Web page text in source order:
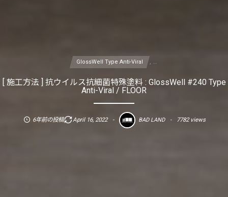
GlossWell Type Anti-Viral , …
[ 施工方法 ] 抗ウイルス抗細菌特殊塗料 : GlossWell #240 Type
Anti-Viral / FLOOR
6年前の投稿 April 16, 2022 BAD LAND 7782 views